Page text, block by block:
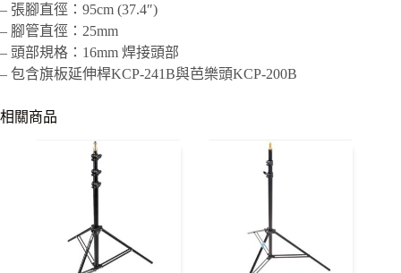
– 張腳直徑：95cm (37.4″)
– 腳管直徑：25mm
– 頭部規格：16mm 焊接頭部
– 包含旗板延伸桿KCP-241B與芭樂頭KCP-200B
相關商品